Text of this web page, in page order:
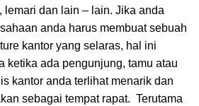
lemari dan lain – lain. Jika anda
anda harus membuat sebuah
kantor yang selaras, hal ini
ketika ada pengunjung, tamu atau
kantor anda terlihat menarik dan
sebagai tempat rapat. Terutama